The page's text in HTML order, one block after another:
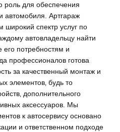
роль для обеспечения
автомобиля. Артгараж
широкий спектр услуг по
автовладельцу найти
его потребностям и
профессионалов готова
за качественный монтаж и
элементов‚ будь то
дополнительного
аксессуаров. Мы
к автосервису основано
и ответственном подходе